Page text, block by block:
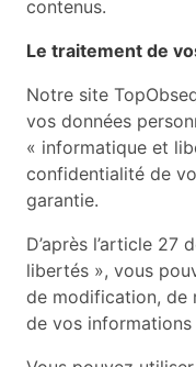
contenus.
Le traitement de
Notre site
vos données
« informatique et
confidentialité de
garantie.
D’après l’article 27
libertés », vous
de modification, de
de vos informations